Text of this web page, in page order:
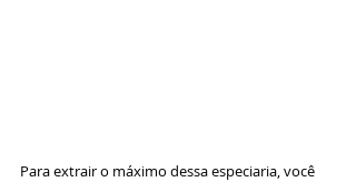
Para extrair o máximo dessa especiaria, você